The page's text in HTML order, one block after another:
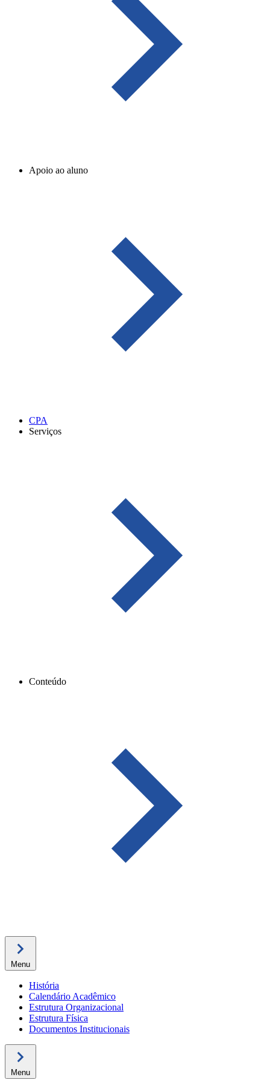
Apoio ao aluno
CPA
Serviços
Conteúdo
Menu
História
Calendário Acadêmico
Estrutura Organizacional
Estrutura Física
Documentos Institucionais
Menu